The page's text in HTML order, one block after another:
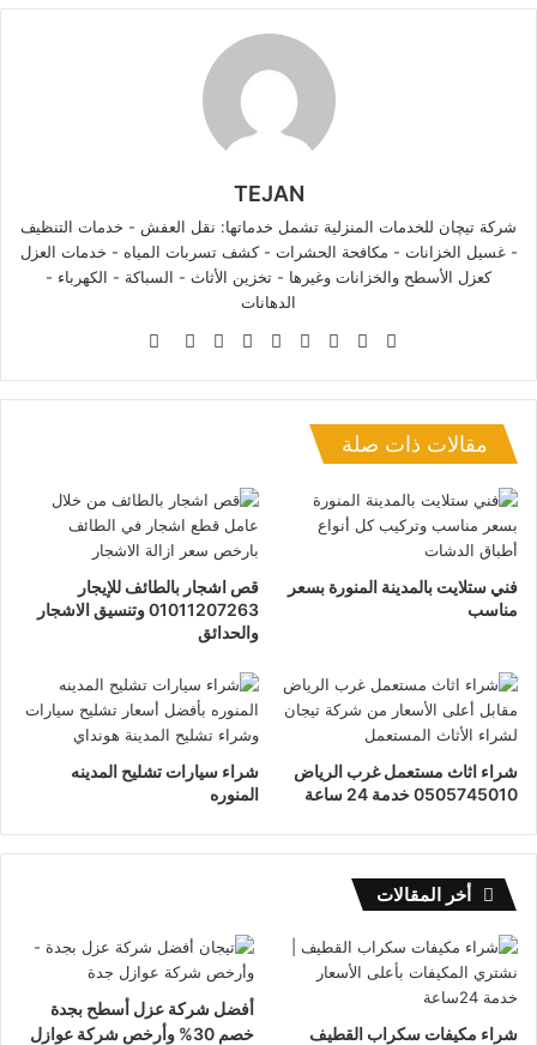
TEJAN
شركة تيچان للخدمات المنزلية تشمل خدماتها: نقل العفش - خدمات التنظيف
- غسيل الخزانات - مكافحة الحشرات - كشف تسربات المياه - خدمات العزل
كعزل الأسطح والخزانات وغيرها - تخزين الأثاث - السباكة - الكهرباء -
الدهانات
موقعفيسبوكتويترلينكدإنصور
فليكر
يوتيوببينتيريست
بيهانس
مقالات ذات صلة
فني ستلايت بالمدينة المنورة بسعر
مناسب
قص اشجار بالطائف للإيجار
01011207263 وتنسيق الاشجار
والحدائق
شراء اثاث مستعمل غرب الرياض
0505745010 خدمة 24 ساعة
شراء سيارات تشليح المدينه
المنوره
أخر المقالات
شراء مكيفات سكراب القطيف
أفضل شركة عزل أسطح بجدة
خصم 30% وأرخص شركة عوازل